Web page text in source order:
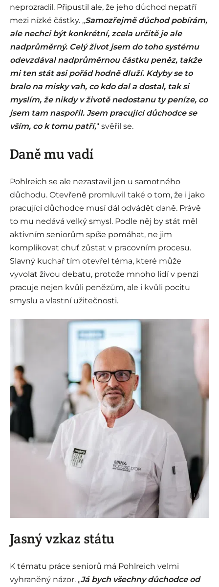
neprozradil. Připustil ale, že jeho důchod nepatří
mezi nízké částky. „Samozřejmě důchod pobírám,
ale nechci být konkrétní, zcela určitě je ale
nadprůměrný. Celý život jsem do toho systému
odevzdával nadprůměrnou částku peněz, takže
mi ten stát asi pořád hodně dluží. Kdyby se to
bralo na misky vah, co kdo dal a dostal, tak si
myslím, že nikdy v životě nedostanu ty peníze, co
jsem tam naspořil. Jsem pracující důchodce se
vším, co k tomu patří,“ svěřil se.
Daně mu vadí
Pohlreich se ale nezastavil jen u samotného
důchodu. Otevřeně promluvil také o tom, že i jako
pracující důchodce musí dál odvádět daně. Právě
to mu nedává velký smysl. Podle něj by stát měl
aktivním seniorům spíše pomáhat, ne jim
komplikovat chuť zůstat v pracovním procesu.
Slavný kuchař tím otevřel téma, které může
vyvolat živou debatu, protože mnoho lidí v penzi
pracuje nejen kvůli penězům, ale i kvůli pocitu
smyslu a vlastní užitečnosti.
i
Jasný vzkaz státu
K tématu práce seniorů má Pohlreich velmi
vyhraněný názor. „Já bych všechny důchodce od